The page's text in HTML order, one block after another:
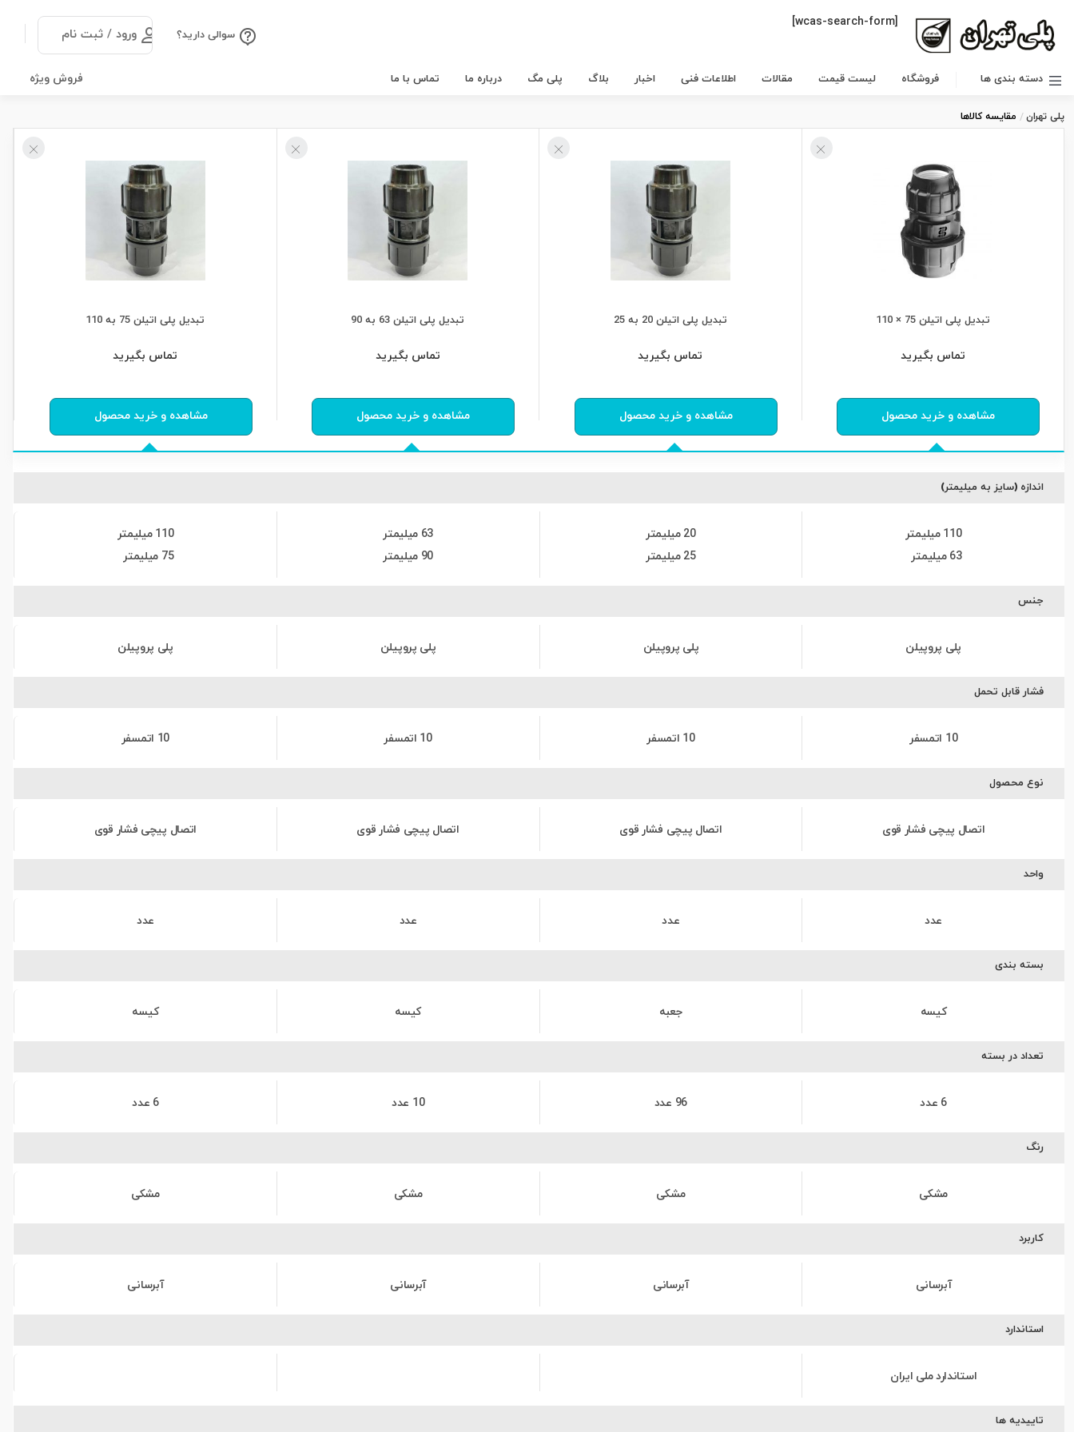
ورود / ثبت نام سوالی دارید؟
[wcas-search-form]
دسته بندی ها فروشگاه لیست قیمت مقالات اطلاعات فنی اخبار بلاگ پلی مگ درباره ما تماس با ما فروش ویژه
پلی تهران مقایسه کالاها
تبدیل پلی اتیلن 75 × 110
تماس بگیرید
مشاهده و خرید محصول
تبدیل پلی اتیلن 20 به 25
تماس بگیرید
مشاهده و خرید محصول
تبدیل پلی اتیلن 63 به 90
تماس بگیرید
مشاهده و خرید محصول
تبدیل پلی اتیلن 75 به 110
تماس بگیرید
مشاهده و خرید محصول
اندازه (سایز به میلیمتر)
110 میلیمتر
63 میلیمتر
20 میلیمتر
25 میلیمتر
63 میلیمتر
90 میلیمتر
110 میلیمتر
75 میلیمتر
جنس
پلی پروپیلن پلی پروپیلن پلی پروپیلن پلی پروپیلن
فشار قابل تحمل
10 اتمسفر 10 اتمسفر 10 اتمسفر 10 اتمسفر
نوع محصول
اتصال پیچی فشار قوی اتصال پیچی فشار قوی اتصال پیچی فشار قوی اتصال پیچی فشار قوی
واحد
عدد عدد عدد عدد
بسته بندی
کیسه جعبه کیسه کیسه
تعداد در بسته
6 عدد 96 عدد 10 عدد 6 عدد
رنگ
مشکی مشکی مشکی مشکی
کاربرد
آبرسانی آبرسانی آبرسانی آبرسانی
استاندارد
استاندارد ملی ایران
تاییدیه ها